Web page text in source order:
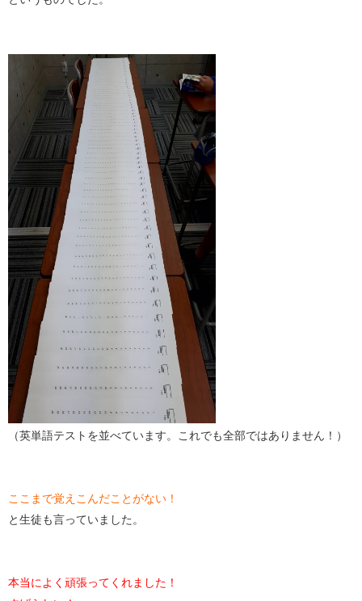
（英単語テストを並べています。これでも全部ではありません！）
ここまで覚えこんだことがない！
と生徒も言っていました。
本当によく頑張ってくれました！